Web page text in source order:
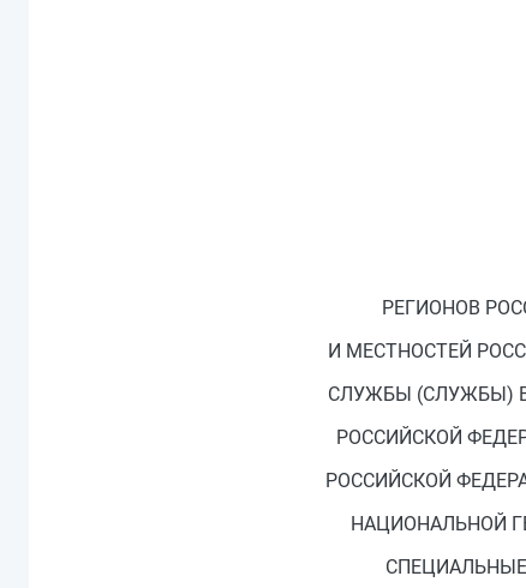
РЕГИОНОВ
И МЕСТНОСТЕЙ
СЛУЖБЫ (СЛУЖБЫ)
РОССИЙСКОЙ
РОССИЙСКОЙ
НАЦИОНАЛЬНОЙ